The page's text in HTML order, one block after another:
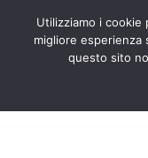
Utilizziamo i
migliore esperienza
questo sito